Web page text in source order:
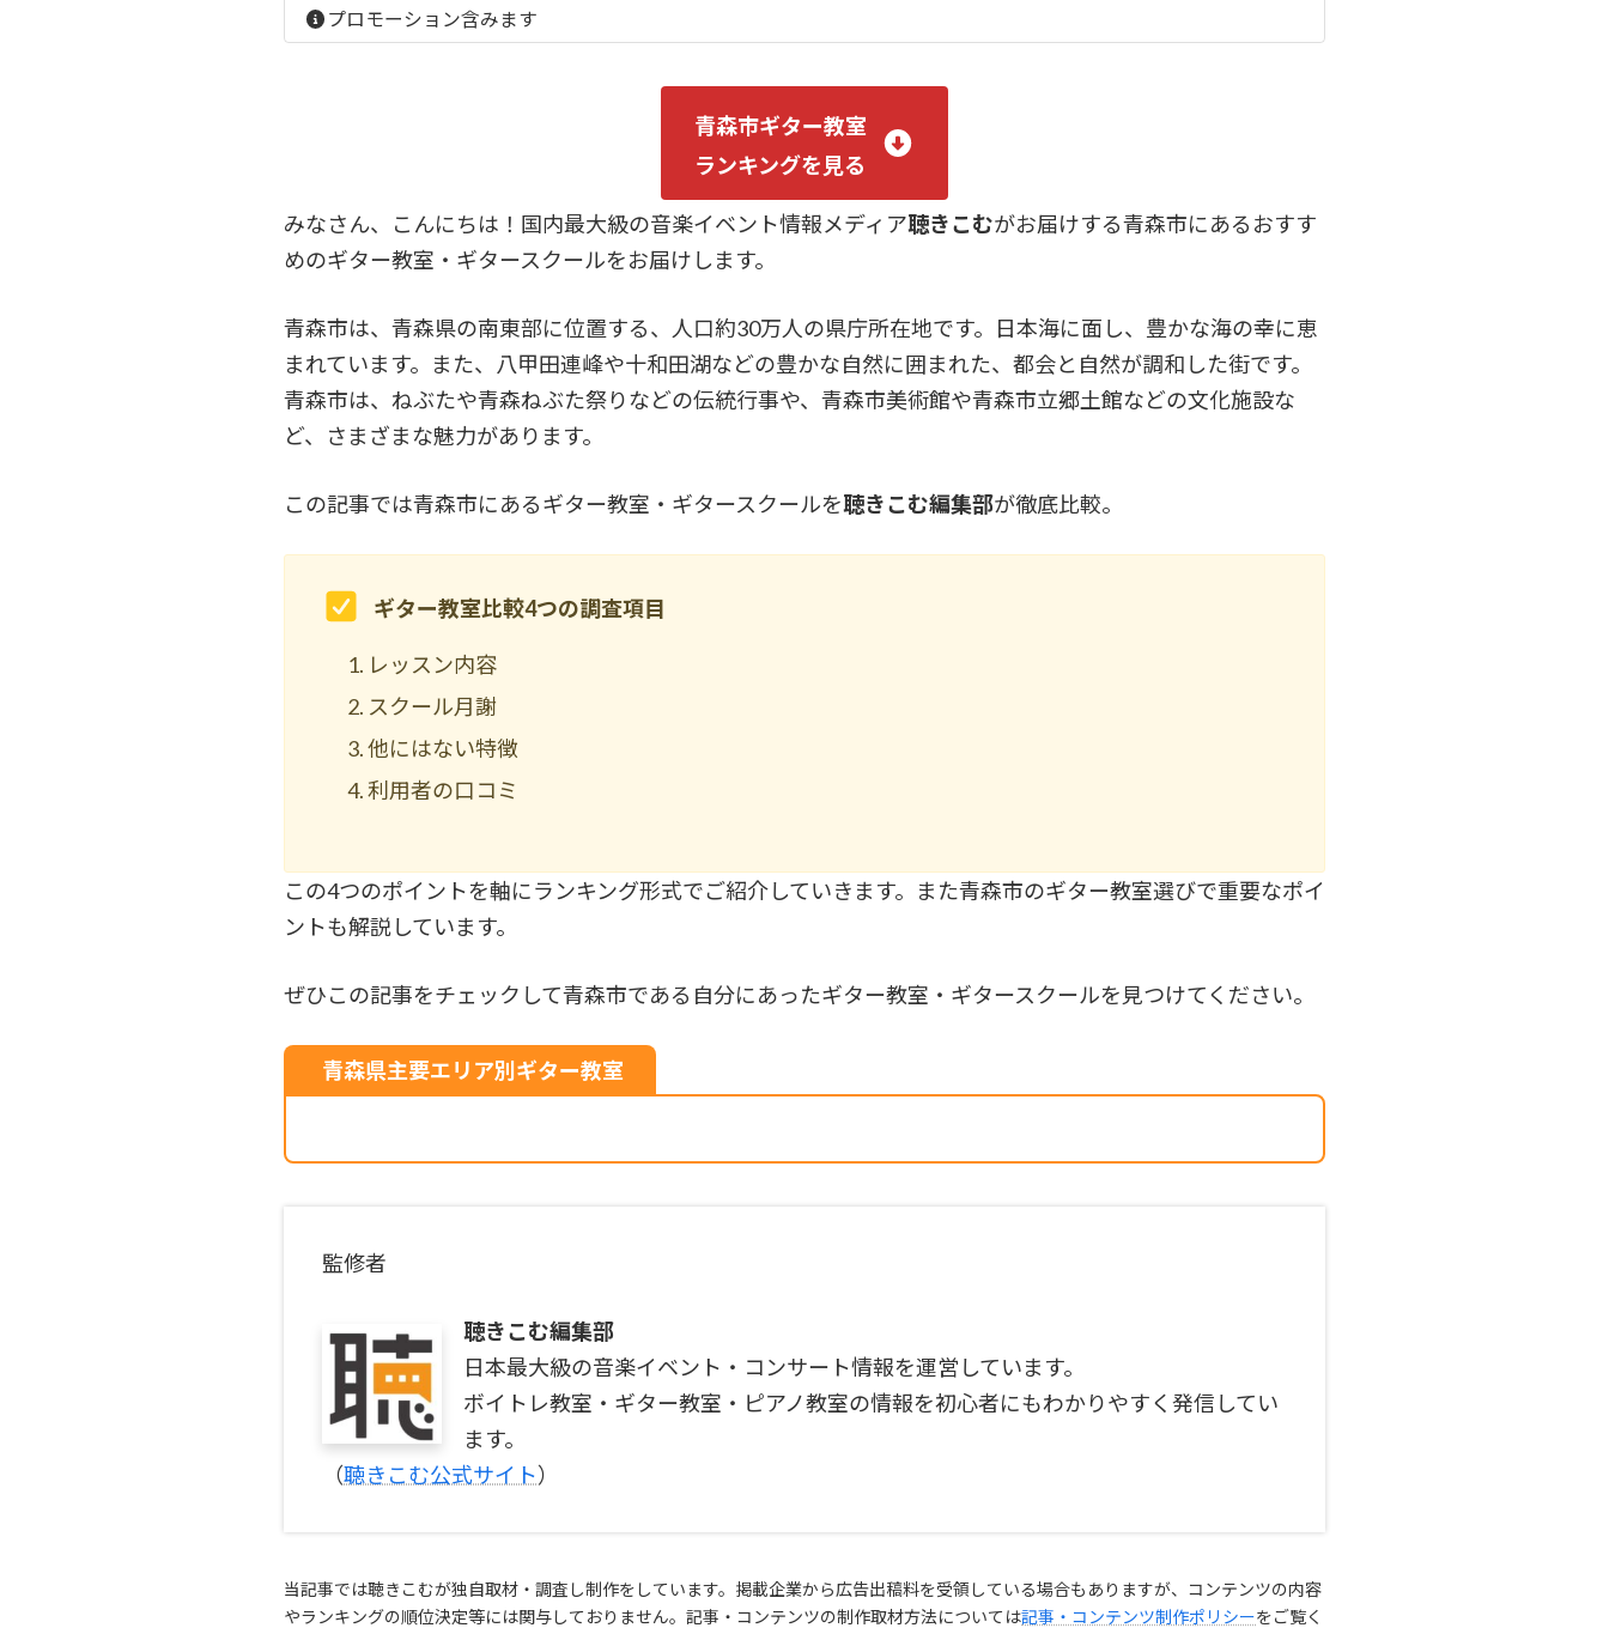
プロモーション含みます
青森市ギター教室
ランキングを見る
みなさん、こんにちは！国内最大級の音楽イベント情報メディア聴きこむがお届けする青森市にあるおすす
めのギター教室・ギタースクールをお届けします。
青森市は、青森県の南東部に位置する、人口約30万人の県庁所在地です。日本海に面し、豊かな海の幸に恵
まれています。また、八甲田連峰や十和田湖などの豊かな自然に囲まれた、都会と自然が調和した街です。
青森市は、ねぶたや青森ねぶた祭りなどの伝統行事や、青森市美術館や青森市立郷土館などの文化施設な
ど、さまざまな魅力があります。
この記事では青森市にあるギター教室・ギタースクールを聴きこむ編集部が徹底比較。
ギター教室比較4つの調査項目
レッスン内容
スクール月謝
他にはない特徴
利用者の口コミ
この4つのポイントを軸にランキング形式でご紹介していきます。また青森市のギター教室選びで重要なポイ
ントも解説しています。
ぜひこの記事をチェックして青森市である自分にあったギター教室・ギタースクールを見つけてください。
青森県主要エリア別ギター教室
監修者
聴きこむ編集部
日本最大級の音楽イベント・コンサート情報を運営しています。
ボイトレ教室・ギター教室・ピアノ教室の情報を初心者にもわかりやすく発信してい
ます。
（聴きこむ公式サイト）
当記事では聴きこむが独自取材・調査し制作をしています。掲載企業から広告出稿料を受領している場合もありますが、コンテンツの内容
やランキングの順位決定等には関与しておりません。記事・コンテンツの制作取材方法については記事・コンテンツ制作ポリシーをご覧く